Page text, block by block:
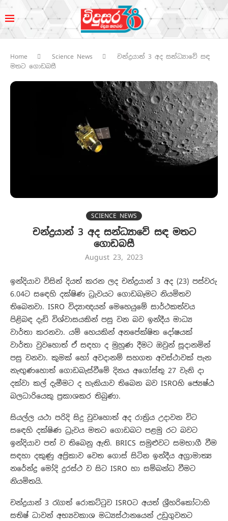
Home Science News
චන්ද්‍රයාන් 3 අද සන්ධ්‍යාවේ සඳ
මතට ගොඩබසී
SCIENCE NEWS
චන්ද්‍රයාන් 3 අද සන්ධ්‍යාවේ සඳ මතට
ගොඩබසී
August 23, 2023
ඉන්දියාව විසින් දියත් කරන ලද චන්ද්‍රයාන් 3 අද (23) පස්වරු
6.04ට සඳෙහි දක්ෂිණ ධ්‍රැවයට ගොඩබෑමට නියමිතව
තිබෙනවා. ISRO විද්‍යාඥයන් මෙහෙයුමේ සාර්ථකත්වය
පිළිබඳ දැඩි විශ්වාසයකින් පසු වන බව ඉන්දීය මාධ්‍ය
වාර්තා කරනවා. යම් හෙයකින් අනපේක්ෂිත දෝෂයක්
වාර්තා වුවහොත් ඒ සඳහා ද මුහුණ දීමට ඔවුන් සූදානමින්
පසු වනවා. කුමක් හෝ අවදානම් සහගත අවස්ථාවක් පැන
නැඟුණහොත් ගොඩබැස්වීමේ දිනය අගෝස්තු 27 වැනි දා
දක්වා කල් දැමීමට ද හැකියාව තිබෙන බව ISROහි ජ්‍යෙෂ්ඨ
බලධාරියෙකු ප්‍රකාශකර තිබුණා.
සියල්ල යථා පරිදි සිදු වුවහොත් අද රාත්‍රිය උදාවන විට
සඳෙහි දක්ෂිණ ධ්‍රැවය මතට ගොඩබට පළමු රට බවට
ඉන්දියාව පත් ව තිබෙනු ඇති. BRICS සමුළුවට සමභාගී වීම
සඳහා දකුණු අප්‍රිකාව වෙත ගොස් සිටින ඉන්දීය අග්‍රාමාත්‍ය
නරේන්ද්‍ර මෝදි දුරස්ථ ව සිට ISRO හා සම්බන්ධ වීමට
නියමිතයි.
චන්ද්‍රයාන් 3 රැගත් රොකට්ටුව ISROට අයත් ශ්‍රීහරිකෝටාහි
සතිෂ් ධාවන් අභ්‍යවකාශ මධ්‍යස්ථානයෙන් උඩුගුවනට